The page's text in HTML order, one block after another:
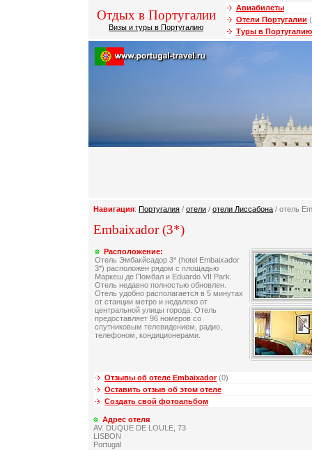
Отдых в Португалии
Визы и туры в Португалию
Авиабилеты
Отели Португалии
Туры в Португалию
Навигация: Португалия / отели / отели Лиссабона / отель
Embaixador (3*)
Расположение:
Отель Эмбакйсадор 3* (hotel Embaixador
3*) расположен рядом с площадью
Маркеш де Помбал и Eduardo VII Park.
Отель недавно полностью обновлен.
Отель удобно располагается в 5 минутах
от станции метро и недалеко от
центральной улицы города. Отель
предоставляет 96 номеров со
спутниковым телевидением, радио,
телефоном, кондиционерами.
Отзывы об отеле Embaixador(0)
Оставить отзыв об этом отеле
Создать свой фотоальбом
Адрес отеля
AV. DUQUE DE LOULE, 73
LISBON
Portugal